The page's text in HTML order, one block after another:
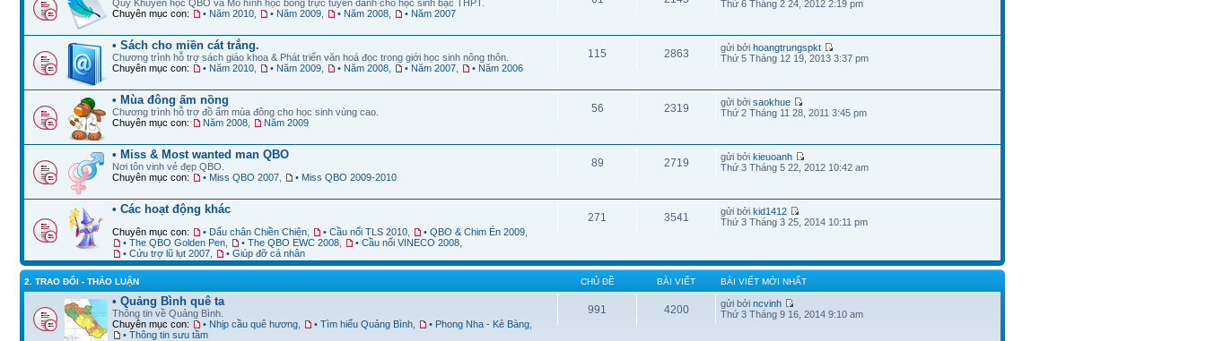
Quỹ Khuyến học QBO và Mô hình học bổng trực tuyến dành cho học sinh bậc THPT.
Chuyên mục con:
• Năm 2010 • Năm 2009 • Năm 2008 • Năm 2007
Thứ 6 Tháng 2 24, 2012 2:19 pm
• Sách cho miền cát trắng.
Chương trình hỗ trợ sách giáo khoa & Phát triển văn hoá đọc trong giới học sinh nông thôn.
Chuyên mục con:
• Năm 2010 • Năm 2009 • Năm 2008 • Năm 2007 • Năm 2006
115 2863 gửi bởihoangtrungspkt
Thứ 5 Tháng 12 19, 2013 3:37 pm
• Mùa đông ấm nồng
Chương trình hỗ trợ đồ ấm mùa đông cho học sinh vùng cao.
Chuyên mục con:
Năm 2008 Năm 2009
56 2319 gửi bởisaokhue
Thứ 2 Tháng 11 28, 2011 3:45 pm
• Miss & Most wanted man QBO
Nơi tôn vinh vẻ đẹp QBO.
Chuyên mục con:
• Miss QBO 2007 • Miss QBO 2009-2010
89 2719 gửi bởikieuoanh
Thứ 3 Tháng 5 22, 2012 10:42 am
• Các hoạt động khác
Chuyên mục con: • Dấu chân Chiền Chiện • Cầu nối TLS 2010 • QBO & Chim Én 2009
• The QBO Golden Pen
• The QBO EWC 2008 • Cầu nối VINECO 2008
• Cứu trợ lũ lụt 2007
• Giúp đỡ cá nhân
271 3541 gửi bởikid1412
Thứ 3 Tháng 3 25, 2014 10:11 pm
2. TRAO ĐỔI - THẢO LUẬN CHỦ ĐỀ BÀI VIẾT BÀI VIẾT MỚI NHẤT
• Quảng Bình quê ta
Thông tin về Quảng Bình.
Chuyên mục con:
• Nhịp cầu quê hương • Tìm hiểu Quảng Bình • Phong Nha - Kẻ Bàng
• Thông tin sưu tầm
991 4200 gửi bởincvinh
Thứ 3 Tháng 9 16, 2014 9:10 am